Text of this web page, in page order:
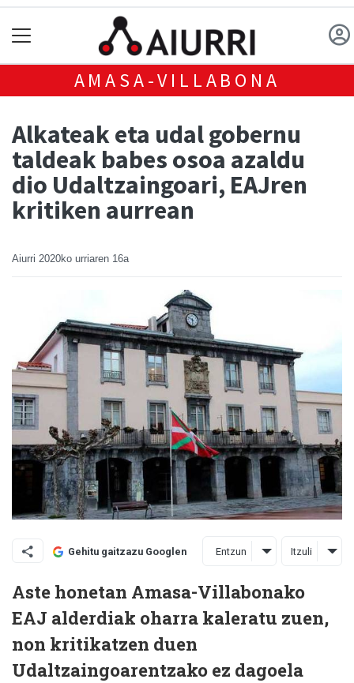
AMASA-VILLABONA
Alkateak eta udal gobernu
taldeak babes osoa azaldu
dio Udaltzaingoari, EAJren
kritiken aurrean
Aiurri 2020ko urriaren 16a
Gehitu gaitzazu Googlen Entzun Itzuli
Aste honetan Amasa-Villabonako
EAJ alderdiak oharra kaleratu zuen,
non kritikatzen duen
Udaltzaingoarentzako ez dagoela